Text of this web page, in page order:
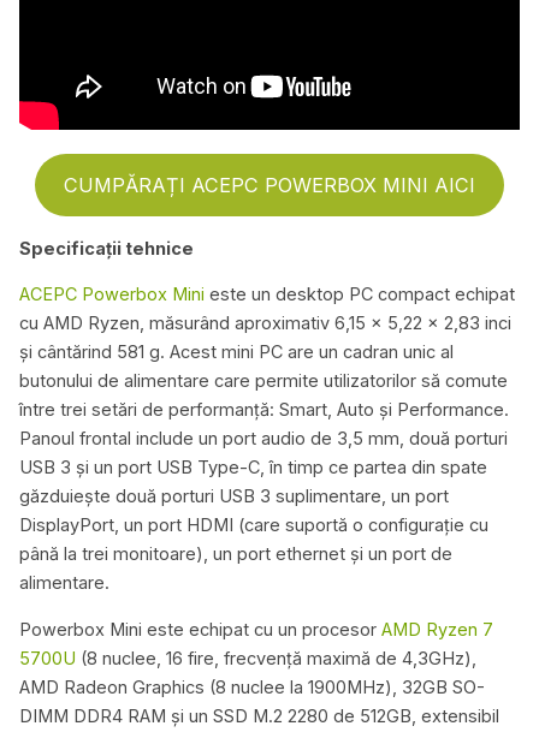
CUMPĂRAȚI ACEPC POWERBOX MINI AICI
Specificații tehnice
ACEPC Powerbox Mini este un desktop PC compact echipat
cu AMD Ryzen, măsurând aproximativ 6,15 x 5,22 x 2,83 inci
și cântărind 581 g. Acest mini PC are un cadran unic al
butonului de alimentare care permite utilizatorilor să comute
între trei setări de performanță: Smart, Auto și Performance.
Panoul frontal include un port audio de 3,5 mm, două porturi
USB 3 și un port USB Type-C, în timp ce partea din spate
găzduiește două porturi USB 3 suplimentare, un port
DisplayPort, un port HDMI (care suportă o configurație cu
până la trei monitoare), un port ethernet și un port de
alimentare.
Powerbox Mini este echipat cu un procesor AMD Ryzen 7
5700U (8 nuclee, 16 fire, frecvență maximă de 4,3GHz),
AMD Radeon Graphics (8 nuclee la 1900MHz), 32GB SO-
DIMM DDR4 RAM și un SSD M.2 2280 de 512GB, extensibil